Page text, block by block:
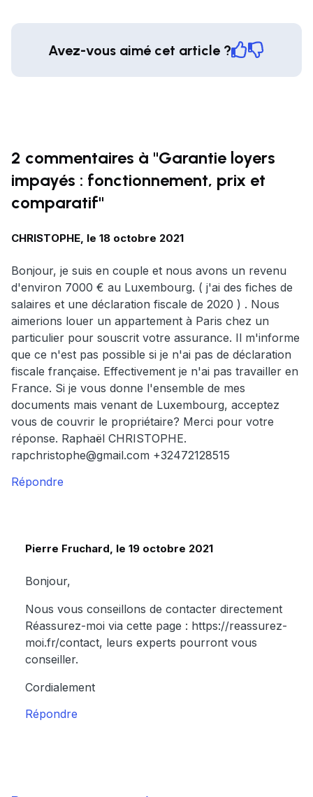
Avez-vous aimé cet article ?
2 commentaires à "Garantie loyers
impayés : fonctionnement, prix et
comparatif"
CHRISTOPHE, le 18 octobre 2021
Bonjour, je suis en couple et nous avons un revenu
d'environ 7000 € au Luxembourg. ( j'ai des fiches de
salaires et une déclaration fiscale de 2020 ) . Nous
aimerions louer un appartement à Paris chez un
particulier pour souscrit votre assurance. Il m'informe
que ce n'est pas possible si je n'ai pas de déclaration
fiscale française. Effectivement je n'ai pas travailler en
France. Si je vous donne l'ensemble de mes
documents mais venant de Luxembourg, acceptez
vous de couvrir le propriétaire? Merci pour votre
réponse. Raphaël CHRISTOPHE.
rapchristophe@gmail.com +32472128515
Répondre
Pierre Fruchard, le 19 octobre 2021
Bonjour,
Nous vous conseillons de contacter directement
Réassurez-moi via cette page : https://reassurez-
moi.fr/contact, leurs experts pourront vous
conseiller.
Cordialement
Répondre